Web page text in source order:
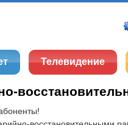
Телевидение